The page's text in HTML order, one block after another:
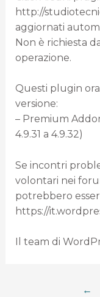
http://
aggiornati
Non è richiesta
operazione.
Questi plugin
versione:
– Premium
4.9.31 a 4.9.32)
Se incontri
volontari nei
potrebbero
https://
Il team di
←